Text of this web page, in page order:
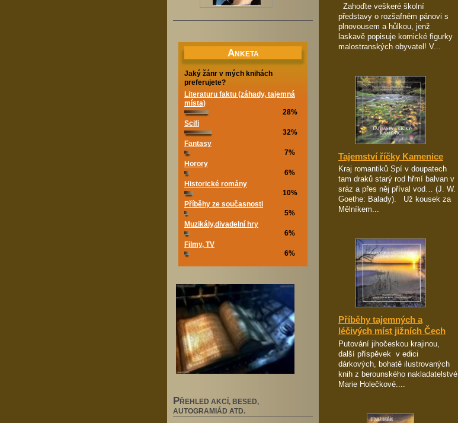
Zahoďte veškeré školní
představy o rozšafném pánovi s
plnovousem a hůlkou, jenž
laskavě popisuje komické figurky
malostranských obyvatel! V...
Tajemství říčky Kamenice
Kraj romantiků Spí v doupatech
tam draků starý rod hřmí balvan v
sráz a přes něj příval vod… (J. W.
Goethe: Balady). Už kousek za
Mělníkem...
Příběhy tajemných a
léčivých míst jižních Čech
Putování jihočeskou krajinou,
další příspěvek v edici
dárkových, bohatě ilustrovaných
knih z berounského nakladatelstvé
Marie Holečkové....
ANKETA
Jaký žánr v mých knihách
preferujete?
Literaturu faktu (záhady, tajemná
místa)
28%
Scifi
32%
Fantasy
7%
Horory
6%
Historické romány
10%
Příběhy ze současnosti
5%
Muzikály,divadelní hry
6%
Filmy, TV
6%
PŘEHLED AKCÍ, BESED,
AUTOGRAMIÁD ATD.